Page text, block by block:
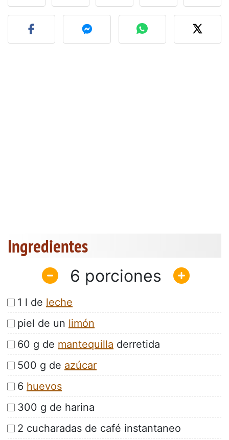
Publicar la foto de esta
Ingredientes
6
1 l de leche
piel de un limón
60 g de mantequilla derretida
500 g de azúcar
6 huevos
300 g de harina
2 cucharadas de café instantaneo